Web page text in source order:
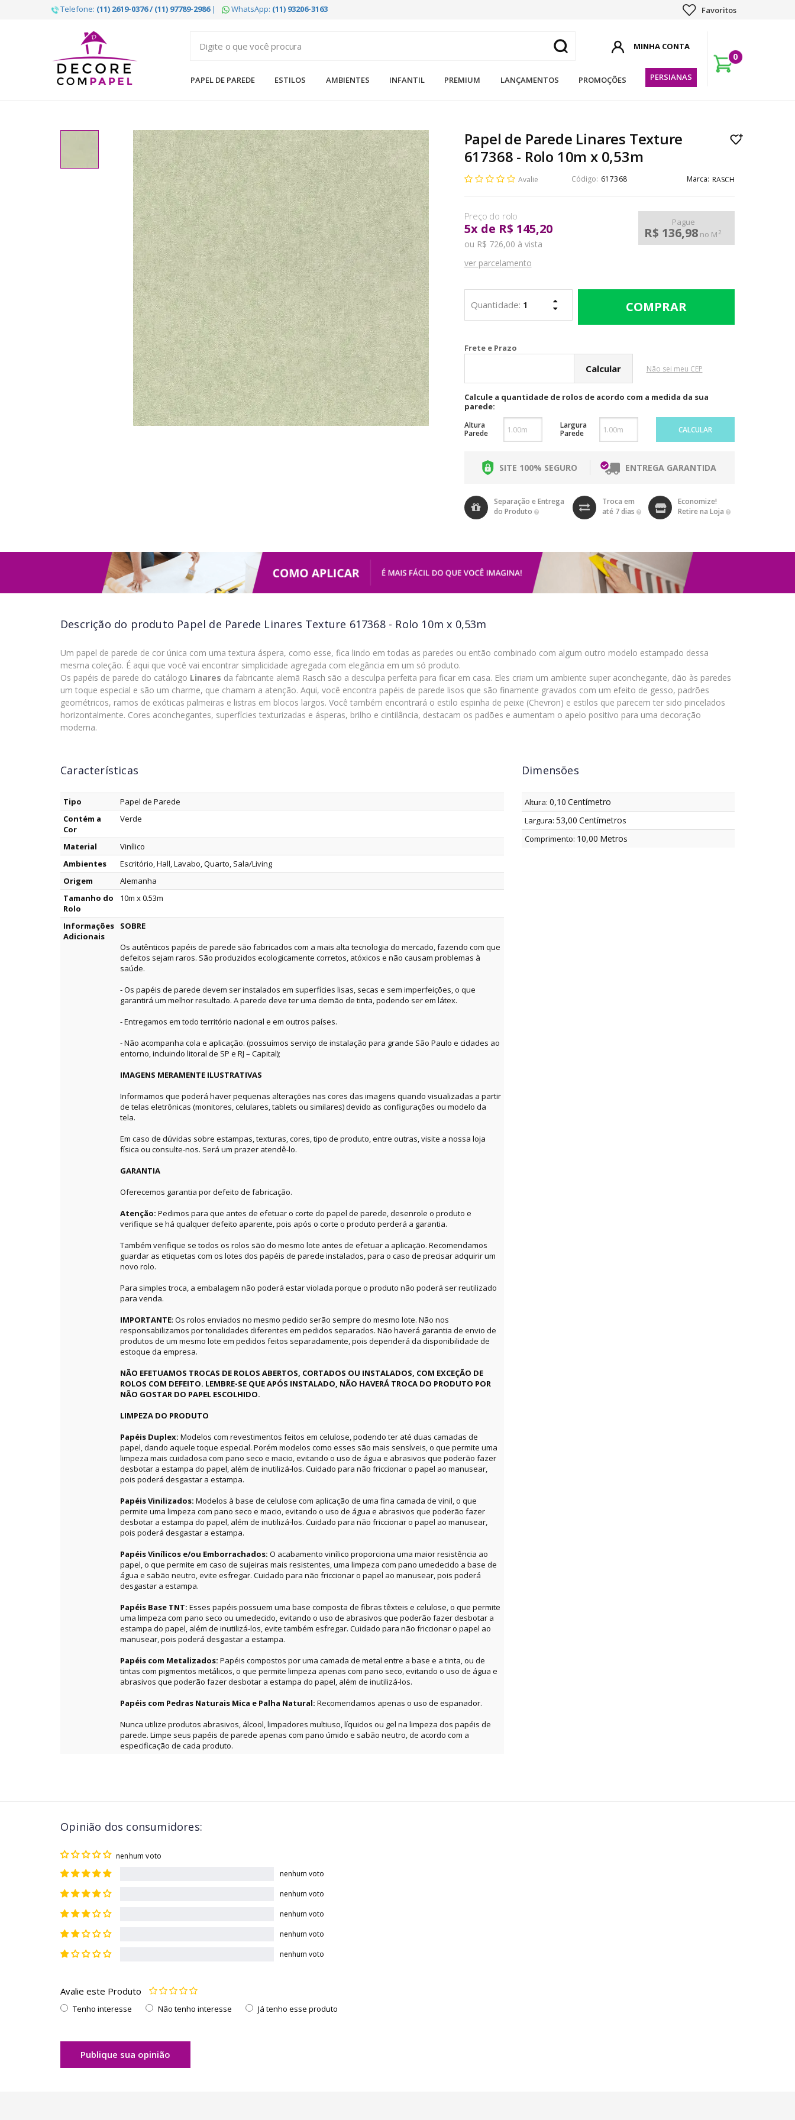
Telefone: (11) 2619-0376 / (11) 97789-2986| WhatsApp: (11) 93206-3163 Favoritos
PAPEL DE PAREDE ESTILOS AMBIENTES INFANTIL PREMIUM LANÇAMENTOS PROMOÇÕES PERSIANAS
0
Decore
com
papel
pioneira
Internet
Papel de Parede Linares Texture
617368 - Rolo 10m x 0,53m
Avalie 617368 RASCH
5xde R$ 145,20
ou R$ 726,00 à vista
Pague
R$ 136,98 no M2
ver parcelamento
Não sei meu CEP
Calcule a quantidade de rolos de acordo com a medida da sua
parede:
Altura
Parede
Largura
Parede
CALCULAR
SITE 100% SEGURO ENTREGA GARANTIDA
Separação e Entrega
do Produto
Troca em
até 7 dias
Economize!
Retire na Loja
Descrição do produto Papel de Parede Linares Texture 617368 - Rolo 10m x 0,53m
Um papel de parede de cor única com uma textura áspera, como esse, fica lindo em todas as paredes ou então combinado com algum outro modelo estampado dessa
mesma coleção. É aqui que você vai encontrar simplicidade agregada com elegância em um só produto.
Os papéis de parede do catálogo Linares da fabricante alemã Rasch são a desculpa perfeita para ficar em casa. Eles criam um ambiente super aconchegante, dão às paredes
um toque especial e são um charme, que chamam a atenção. Aqui, você encontra papéis de parede lisos que são finamente gravados com um efeito de gesso, padrões
geométricos, ramos de exóticas palmeiras e listras em blocos largos. Você também encontrará o estilo espinha de peixe (Chevron) e estilos que parecem ter sido pincelados
horizontalmente. Cores aconchegantes, superfícies texturizadas e ásperas, brilho e cintilância, destacam os padões e aumentam o apelo positivo para uma decoração
moderna.
Características
Tipo
Papel de Parede
Contém a
Cor
Verde
Material
Vinílico
Ambientes
Escritório, Hall, Lavabo, Quarto, Sala/Living
Origem
Alemanha
Tamanho do
Rolo
10m x 0.53m
Informações
Adicionais
SOBRE
Os autênticos papéis de parede são fabricados com a mais alta tecnologia do mercado, fazendo com que
defeitos sejam raros. São produzidos ecologicamente corretos, atóxicos e não causam problemas à
saúde.
- Os papéis de parede devem ser instalados em superfícies lisas, secas e sem imperfeições, o que
garantirá um melhor resultado. A parede deve ter uma demão de tinta, podendo ser em látex.
- Entregamos em todo território nacional e em outros países.
- Não acompanha cola e aplicação. (possuímos serviço de instalação para grande São Paulo e cidades ao
entorno, incluindo litoral de SP e RJ – Capital);
IMAGENS MERAMENTE ILUSTRATIVAS
Informamos que poderá haver pequenas alterações nas cores das imagens quando visualizadas a partir
de telas eletrônicas (monitores, celulares, tablets ou similares) devido as configurações ou modelo da
tela.
Em caso de dúvidas sobre estampas, texturas, cores, tipo de produto, entre outras, visite a nossa loja
física ou consulte-nos. Será um prazer atendê-lo.
GARANTIA
Oferecemos garantia por defeito de fabricação.
Atenção: Pedimos para que antes de efetuar o corte do papel de parede, desenrole o produto e
verifique se há qualquer defeito aparente, pois após o corte o produto perderá a garantia.
Também verifique se todos os rolos são do mesmo lote antes de efetuar a aplicação. Recomendamos
guardar as etiquetas com os lotes dos papéis de parede instalados, para o caso de precisar adquirir um
novo rolo.
Para simples troca, a embalagem não poderá estar violada porque o produto não poderá ser reutilizado
para venda.
IMPORTANTE: Os rolos enviados no mesmo pedido serão sempre do mesmo lote. Não nos
responsabilizamos por tonalidades diferentes em pedidos separados. Não haverá garantia de envio de
produtos de um mesmo lote em pedidos feitos separadamente, pois dependerá da disponibilidade de
estoque da empresa.
NÃO EFETUAMOS TROCAS DE ROLOS ABERTOS, CORTADOS OU INSTALADOS, COM EXCEÇÃO DE
ROLOS COM DEFEITO. LEMBRE-SE QUE APÓS INSTALADO, NÃO HAVERÁ TROCA DO PRODUTO POR
NÃO GOSTAR DO PAPEL ESCOLHIDO.
LIMPEZA DO PRODUTO
Papéis Duplex: Modelos com revestimentos feitos em celulose, podendo ter até duas camadas de
papel, dando aquele toque especial. Porém modelos como esses são mais sensíveis, o que permite uma
limpeza mais cuidadosa com pano seco e macio, evitando o uso de água e abrasivos que poderão fazer
desbotar a estampa do papel, além de inutilizá-los. Cuidado para não friccionar o papel ao manusear,
pois poderá desgastar a estampa.
Papéis Vinilizados: Modelos à base de celulose com aplicação de uma fina camada de vinil, o que
permite uma limpeza com pano seco e macio, evitando o uso de água e abrasivos que poderão fazer
desbotar a estampa do papel, além de inutilizá-los. Cuidado para não friccionar o papel ao manusear,
pois poderá desgastar a estampa.
Papéis Vinílicos e/ou Emborrachados: O acabamento vinílico proporciona uma maior resistência ao
papel, o que permite em caso de sujeiras mais resistentes, uma limpeza com pano umedecido a base de
água e sabão neutro, evite esfregar. Cuidado para não friccionar o papel ao manusear, pois poderá
desgastar a estampa.
Papéis Base TNT: Esses papéis possuem uma base composta de fibras têxteis e celulose, o que permite
uma limpeza com pano seco ou umedecido, evitando o uso de abrasivos que poderão fazer desbotar a
estampa do papel, além de inutilizá-los, evite também esfregar. Cuidado para não friccionar o papel ao
manusear, pois poderá desgastar a estampa.
Papéis com Metalizados: Papéis compostos por uma camada de metal entre a base e a tinta, ou de
tintas com pigmentos metálicos, o que permite limpeza apenas com pano seco, evitando o uso de água e
abrasivos que poderão fazer desbotar a estampa do papel, além de inutilizá-los.
Papéis com Pedras Naturais Mica e Palha Natural: Recomendamos apenas o uso de espanador.
Nunca utilize produtos abrasivos, álcool, limpadores multiuso, líquidos ou gel na limpeza dos papéis de
parede. Limpe seus papéis de parede apenas com pano úmido e sabão neutro, de acordo com a
especificação de cada produto.
Dimensões
Altura: 0,10 Centímetro
Largura: 53,00 Centímetros
Comprimento: 10,00 Metros
Opinião dos consumidores:
nenhum voto
nenhum voto
nenhum voto
nenhum voto
nenhum voto
nenhum voto
Avalie este Produto
Tenho interesse Não tenho interesse Já tenho esse produto
Publique sua opinião